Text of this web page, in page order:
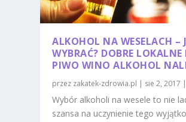
ALKOHOL NA WESELACH –
WYBRAĆ? DOBRE
PIWO WINO ALKOHOL
przez zakatek-zdrowia.pl | sie 2, 2017 |
Wybór alkoholi na wesele to nie
szansa na uczynienie tego